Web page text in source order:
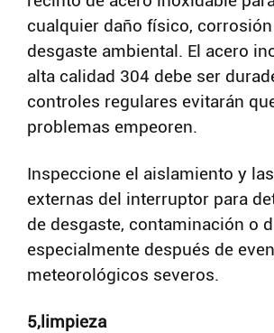
cualquier daño físico,
desgaste ambiental. El acero
alta calidad 304 debe ser
controles regulares evitarán
problemas empeoren.
Inspeccione el aislamiento y
externas del interruptor para
de desgaste, contaminación o
especialmente después de
meteorológicos severos.
5,limpieza